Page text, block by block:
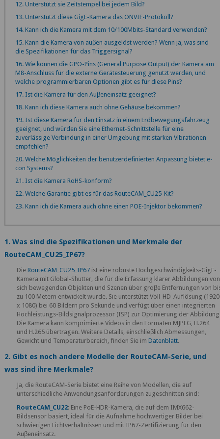
12. Unterstützt sie Zeitstempel bei jedem Bild?
13. Unterstützt diese GigE-Kamera das ONVIF-Protokoll?
14. Kann ich die Kamera mit dem 10/100Mbits-Standard verwenden?
15. Kann die Kamera von auβen ausgelöst werden? Wenn ja, was sind
die Spezifikationen für das Triggersignal?
16. Wie können die GPO-Pins (General Purpose Output) der Kamera am
M8-Anschluss für die externe Gerätesteuerung genutzt werden, und
welche programmierbaren Optionen gibt es für diese Pins?
17. Ist die Kamera für den Auβeneinsatz geeignet?
18. Kann ich diese Kamera auch ohne Gehäuse bekommen?
19. Ist diese Kamera für den Einsatz in einem Erdbewegungsfahrzeug
geeignet, und würden Sie eine Ethernet-Schnittstelle für eine
zuverlässige Verbindung in einer Umgebung mit starken Vibrationen
empfehlen?
20. Welche Möglichkeiten der benutzerdefinierten Anpassung bietet e-
con Systems?
21. Ist die Kamera RoHS-konform?
22. Welche Garantie gibt es für das RouteCAM_CU25-Kit?
23. Kann ich die Kamera auch ohne einen POE-Injektor bekommen?
1. Was sind die Spezifikationen und Merkmale der
RouteCAM_CU25_IP67?
DieRouteCAM_CU25_IP67 ist eine robuste Hochgeschwindigkeits-GigE-
Kamera mit Global-Shutter, die für die Erfassung klarer Abbildungen von
sich bewegenden Objekten und Szenen über groβe Entfernungen von
zu 100 Metern entwickelt wurde. Sie unterstützt Voll-HD-Auflösung (1920
x 1080) bei 60 Bildern pro Sekunde und verfügt über einen integrierten
Hochleistungs-Bildsignalprozessor (ISP) zur Optimierung der
Die Kamera kann komprimierte Videos in den Formaten MJPEG, H.264
und H.265 übertragen. Weitere Details, einschlieβlich Abmessungen,
Gewicht und Temperaturbereich, finden Sie imDatenblatt.
2. Gibt es noch andere Modelle der RouteCAM-Serie, und
was sind ihre Merkmale?
Ja, die RouteCAM-Serie bietet eine Reihe von Modellen, die auf
unterschiedliche Anwendungsanforderungen zugeschnitten sind:
RouteCAM_CU22: Eine PoE-HDR-Kamera, die auf dem IMX662-
Bildsensor basiert, ideal für die Aufnahme hochwertiger Bilder bei
schwierigen Lichtverhältnissen und mit IP67-Zertifizierung für den
Auβeneinsatz.